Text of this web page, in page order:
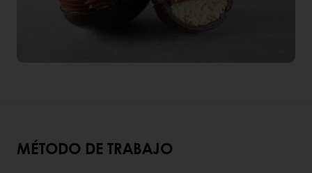
MÉTODO DE TRABAJO